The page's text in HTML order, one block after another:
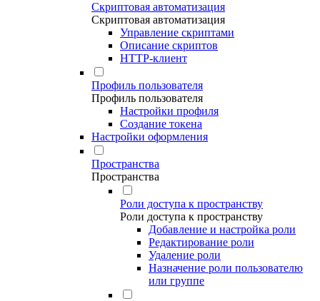
Скриптовая автоматизация
Скриптовая автоматизация
Управление скриптами
Описание скриптов
HTTP-клиент
Профиль пользователя
Профиль пользователя
Настройки профиля
Создание токена
Настройки оформления
Пространства
Пространства
Роли доступа к пространству
Роли доступа к пространству
Добавление и настройка роли
Редактирование роли
Удаление роли
Назначение роли пользователю
или группе